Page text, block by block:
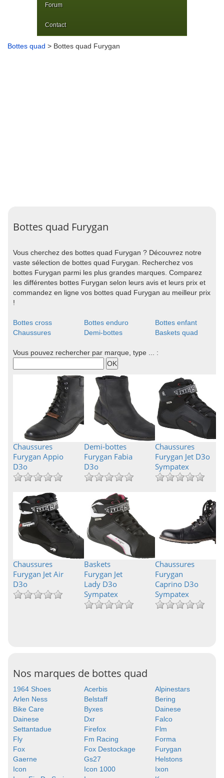
Forum
Contact
Bottes quad > Bottes quad Furygan
Bottes quad Furygan
Vous cherchez des bottes quad Furygan ? Découvrez notre
vaste sélection de bottes quad Furygan. Recherchez vos
bottes Furygan parmi les plus grandes marques. Comparez
les différentes bottes Furygan selon leurs avis et leurs prix et
commandez en ligne vos bottes quad Furygan au meilleur prix
!
Bottes cross Bottes enduro
Bottes enfant
Chaussures
Demi-bottes Baskets quad
Vous pouvez rechercher par marque, type ... :
Chaussures
Furygan Appio
D3o
Demi-bottes
Furygan Fabia
D3o
Chaussures
Furygan Jet D3o
Sympatex
Chaussures
Furygan Jet Air
D3o
Baskets
Furygan Jet
Lady D3o
Sympatex
Chaussures
Furygan
Caprino D3o
Sympatex
Nos marques de bottes quad
1964 Shoes Acerbis
Alpinestars
Arlen Ness
Belstaff
Bering
Bike Care
Byxes
Dainese
Dainese
Settantadue
Dxr
Falco
Firefox
Flm
Fly
Fm Racing
Forma
Fox
Fox Destockage
Furygan
Gaerne
Gs27
Helstons
Icon
Icon 1000
Ixon